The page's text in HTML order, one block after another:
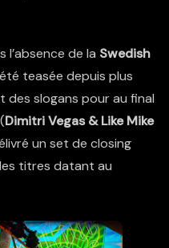
l’absence de la Swedish
teasée depuis plus
des slogans pour au final
Dimitri Vegas & Like Mike
un set de closing
titres datant au